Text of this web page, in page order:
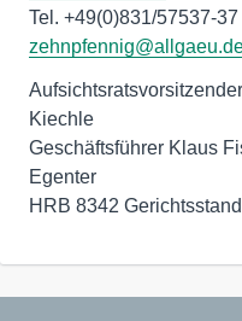
Tel. +49(0)831/57537-
Kiechle
Geschäftsführer Klaus
Egenter
HRB 8342